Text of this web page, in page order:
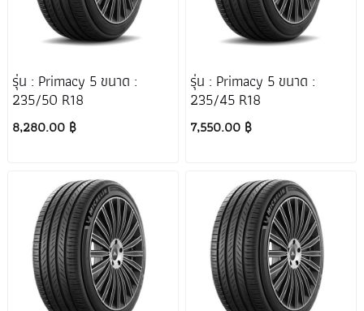
รุ่น : Primacy 5 ขนาด :
235/50 R18
8,280.00 ฿
รุ่น : Primacy 5 ขนาด :
235/45 R18
7,550.00 ฿